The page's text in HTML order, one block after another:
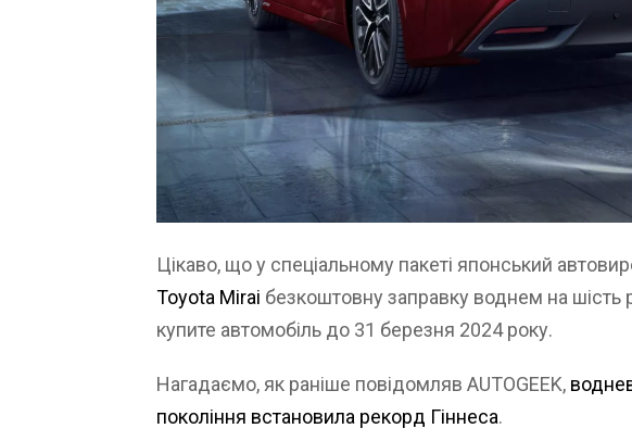
Цікаво, що у спеціальному пакеті японський
Toyota Mirai безкоштовну заправку воднем на шість
купите автомобіль до 31 березня 2024 року.
Нагадаємо, як раніше повідомляв AUTOGEEK,
покоління встановила рекорд Гіннеса.